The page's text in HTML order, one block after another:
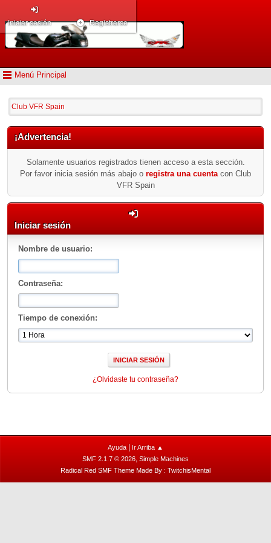
Menú Principal
Iniciar sesión Registrarse
Club VFR Spain
¡Advertencia!
Solamente usuarios registrados tienen acceso a esta sección.
Por favor inicia sesión más abajo o registra una cuenta con Club
VFR Spain
Iniciar sesión
Nombre de usuario:
Contraseña:
Tiempo de conexión:
¿Olvidaste tu contraseña?
Ayuda
Ir Arriba ▲
SMF 2.1.7 © 2026, Simple Machines
Radical Red SMF Theme Made By : TwitchisMental